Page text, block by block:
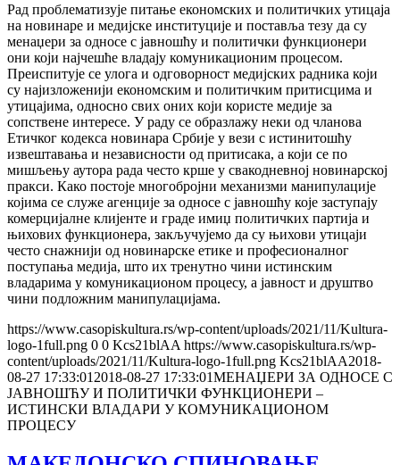
Рад проблематизује питање економских и политичких утицаја
на новинаре и медијске институције и поставља тезу да су
менаџери за односе с јавношћу и политички функционери
они који најчешће владају комуникационим процесом.
Преиспитује се улога и одговорност медијских радника који
су најизложенији економским и политичким притисцима и
утицајима, односно свих оних који користе медије за
сопствене интересе. У раду се образлажу неки од чланова
Етичког кодекса новинара Србије у вези с истинитошћу
извештавања и независности од притисака, а који се по
мишљењу аутора рада често крше у свакодневној новинарској
пракси. Како постоје многобројни механизми манипулације
којима се служе агенције за односе с јавношћу које заступају
комерцијалне клијенте и граде имиџ политичких партија и
њихових функционера, закључујемо да су њихови утицаји
често снажнији од новинарске етике и професионалног
поступања медија, што их тренутно чини истинским
владарима у комуникационом процесу, а јавност и друштво
чини подложним манипулацијама.
https://www.casopiskultura.rs/wp-content/uploads/2021/11/Kultura-
logo-1full.png 0 0 Kcs21blAA https://www.casopiskultura.rs/wp-
content/uploads/2021/11/Kultura-logo-1full.png Kcs21blAA2018-
08-27 17:33:01 2018-08-27 17:33:01МЕНАЏЕРИ ЗА ОДНОСЕ С
ЈАВНОШЋУ И ПОЛИТИЧКИ ФУНКЦИОНЕРИ –
ИСТИНСКИ ВЛАДАРИ У КОМУНИКАЦИОНОМ
ПРОЦЕСУ